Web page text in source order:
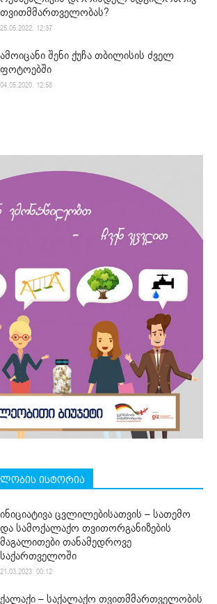
თვითმმართველობას?
25.05.2022. 12:37
ამოიცანი შენი ქუჩა თბილისის ძველ
ფოტოებში
04.05.2020. 12:58
ისტორია
ინიციატივა ცვლილებისათვის – სათემო
და სამოქალაქო თვითორგანიზების
მაგალითები თანამედროვე
საქართველოში
21.03.2023. 00:12
ქალაქი – საქალაქო თვითმმართველობის